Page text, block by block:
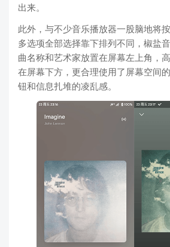
出来。
此外，与不少音乐播放器一股脑地将
多选项全部选择靠下排列不同，椒盐
曲名称和艺术家放置在屏幕左上角，
在屏幕下方，更合理使用了屏幕空间
钮和信息扎堆的凌乱感。